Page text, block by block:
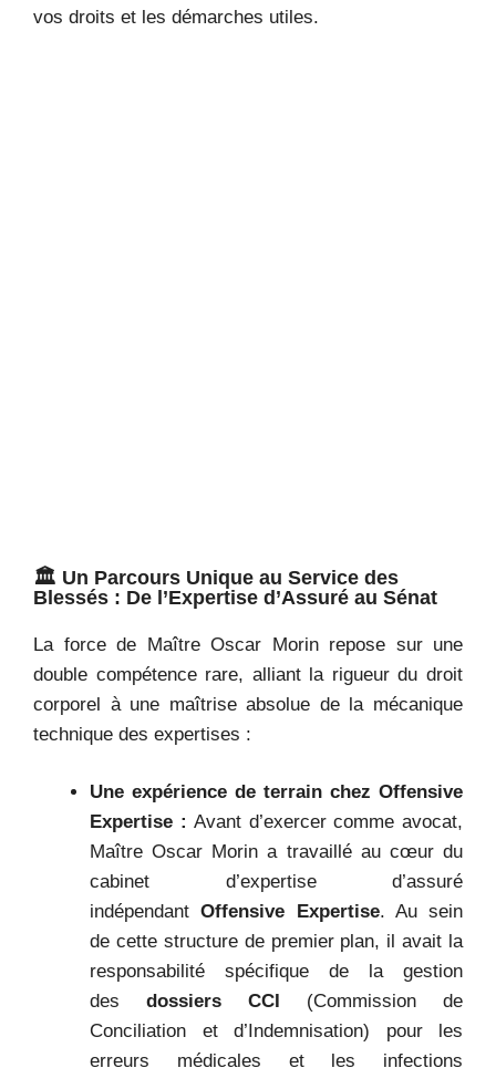
vos droits et les démarches utiles.
🏛️ Un Parcours Unique au Service des
Blessés : De l’Expertise d’Assuré au Sénat
La force de Maître Oscar Morin repose sur une
double compétence rare, alliant la rigueur du droit
corporel à une maîtrise absolue de la mécanique
technique des expertises :
Une expérience de terrain chez Offensive
Expertise : Avant d’exercer comme avocat,
Maître Oscar Morin a travaillé au cœur du
cabinet d’expertise d’assuré
indépendantOffensive Expertise. Au sein
de cette structure de premier plan, il avait la
responsabilité spécifique de la gestion
des dossiers CCI
(Commission de
Conciliation et d’Indemnisation) pour les
erreurs médicales et les infections